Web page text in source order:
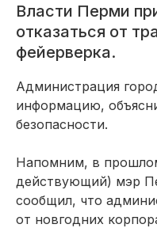
Власти Перми
отказаться от
фейерверка.
Администрация
информацию,
безопасности.
Напомним, в
действующий) мэр
сообщил, что
от новгодних